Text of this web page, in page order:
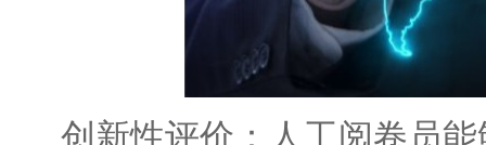
创新性评价：人工阅卷员能